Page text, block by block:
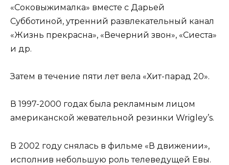
«Соковыжималка» вместе с Дарьей
Субботиной, утренний развлекательный канал
«Жизнь прекрасна», «Вечерний звон», «Сиеста»
и др.
Затем в течение пяти лет вела «Хит-парад 20».
В 1997-2000 годах была рекламным лицом
американской жевательной резинки Wrigley’s.
В 2002 году снялась в фильме «В движении»,
исполнив небольшую роль телеведущей Евы.